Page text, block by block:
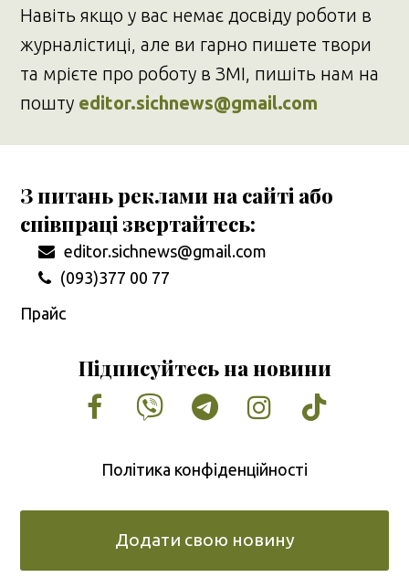
Навіть якщо у вас немає досвіду роботи в
журналістиці, але ви гарно пишете твори
та мрієте про роботу в ЗМІ, пишіть нам на
пошту editor.sichnews@gmail.com
З питань реклами на сайті або
співпраці звертайтесь:
editor.sichnews@gmail.com
(093)377 00 77
Прайс
Підписуйтесь на новини
Facebook
VimeoTumblrInstagram
Tiktok
Політика конфіденційності
Додати свою новину